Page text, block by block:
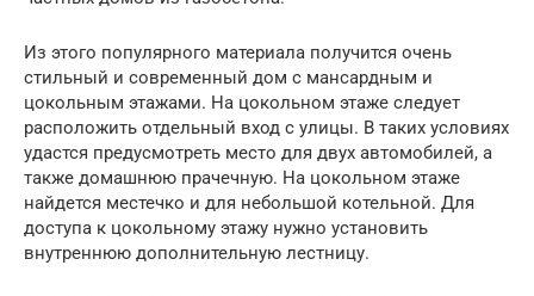
Из этого популярного материала получится очень
стильный и современный дом с мансардным и
цокольным этажами. На цокольном этаже следует
расположить отдельный вход с улицы. В таких условиях
удастся предусмотреть место для двух автомобилей, а
также домашнюю прачечную. На цокольном этаже
найдется местечко и для небольшой котельной. Для
доступа к цокольному этажу нужно установить
внутреннюю дополнительную лестницу.